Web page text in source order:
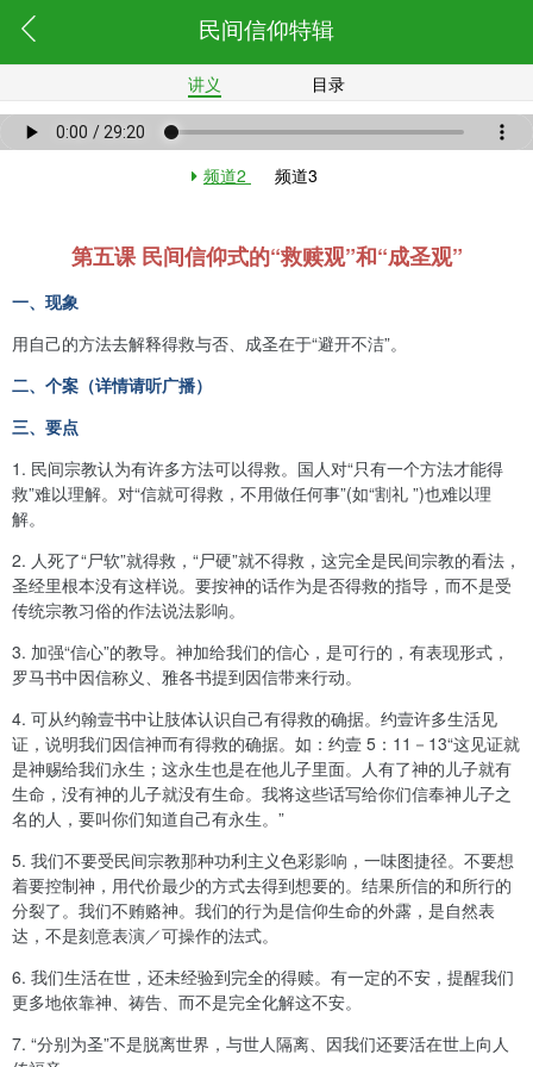
民间信仰特辑
讲义 目录
频道2 频道3
第五课 民间信仰式的“救赎观”和“成圣观”
一、现象
用自己的方法去解释得救与否、成圣在于“避开不洁”。
二、个案（详情请听广播）
三、要点
1. 民间宗教认为有许多方法可以得救。国人对“只有一个方法才能得
救”难以理解。对“信就可得救，不用做任何事”(如“割礼 ”)也难以理
解。
2. 人死了“尸软”就得救，“尸硬”就不得救，这完全是民间宗教的看法，
圣经里根本没有这样说。要按神的话作为是否得救的指导，而不是受
传统宗教习俗的作法说法影响。
3. 加强“信心”的教导。神加给我们的信心，是可行的，有表现形式，
罗马书中因信称义、雅各书提到因信带来行动。
4. 可从约翰壹书中让肢体认识自己有得救的确据。约壹许多生活见
证，说明我们因信神而有得救的确据。如：约壹 5：11－13“这见证就
是神赐给我们永生；这永生也是在他儿子里面。人有了神的儿子就有
生命，没有神的儿子就没有生命。我将这些话写给你们信奉神儿子之
名的人，要叫你们知道自己有永生。”
5. 我们不要受民间宗教那种功利主义色彩影响，一味图捷径。不要想
着要控制神，用代价最少的方式去得到想要的。结果所信的和所行的
分裂了。我们不贿赂神。我们的行为是信仰生命的外露，是自然表
达，不是刻意表演／可操作的法式。
6. 我们生活在世，还未经验到完全的得赎。有一定的不安，提醒我们
更多地依靠神、祷告、而不是完全化解这不安。
7. “分别为圣”不是脱离世界，与世人隔离、因我们还要活在世上向人